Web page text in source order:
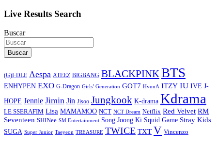
Live Results Search
Buscar
Buscar
(G)I-DLE Aespa ATEEZ BIGBANG BLACKPINKBTS
ENHYPEN EXO G-Dragon Girls’ Generation GOT7 HyunA ITZY IU IVE J-
HOPE Jennie Jimin Jin Jisoo Jungkook K-drama Kdrama
LE SSERAFIM Lisa MAMAMOO NCT NCT Dream Netflix Red Velvet RM
Seventeen SHINee SM Entertainment Song Joong Ki Squid Game Stray Kids
SUGA Super Junior Taeyeon TREASURE TWICE TXT V Vincenzo